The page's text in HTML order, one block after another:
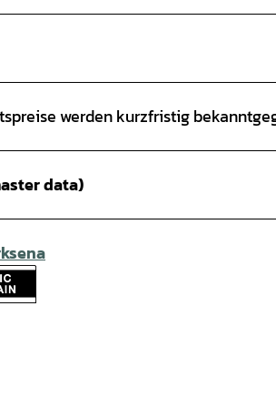
werden kurzfristig
data)